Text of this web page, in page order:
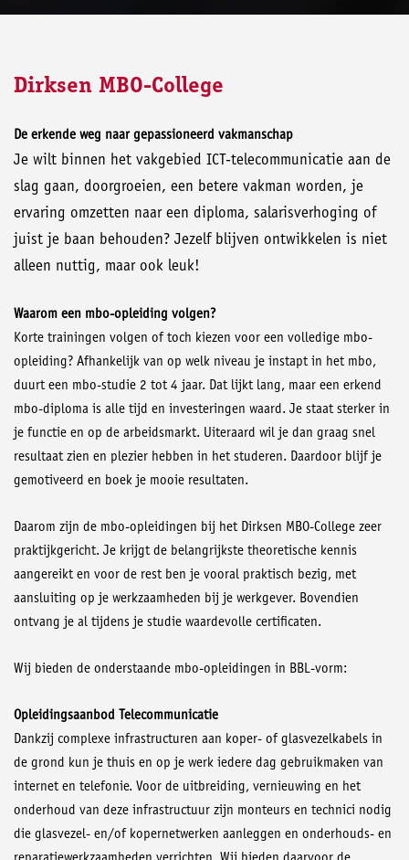
Dirksen MBO-College
De erkende weg naar gepassioneerd vakmanschap
Je wilt binnen het vakgebied ICT-telecommunicatie aan de
slag gaan, doorgroeien, een betere vakman worden, je
ervaring omzetten naar een diploma, salarisverhoging of
juist je baan behouden? Jezelf blijven ontwikkelen is niet
alleen nuttig, maar ook leuk!
Waarom een mbo-opleiding volgen?
Korte trainingen volgen of toch kiezen voor een volledige mbo-
opleiding? Afhankelijk van op welk niveau je instapt in het mbo,
duurt een mbo-studie 2 tot 4 jaar. Dat lijkt lang, maar een erkend
mbo-diploma is alle tijd en investeringen waard. Je staat sterker in
je functie en op de arbeidsmarkt. Uiteraard wil je dan graag snel
resultaat zien en plezier hebben in het studeren. Daardoor blijf je
gemotiveerd en boek je mooie resultaten.
Daarom zijn de mbo-opleidingen bij het Dirksen MBO-College zeer
praktijkgericht. Je krijgt de belangrijkste theoretische kennis
aangereikt en voor de rest ben je vooral praktisch bezig, met
aansluiting op je werkzaamheden bij je werkgever. Bovendien
ontvang je al tijdens je studie waardevolle certificaten.
Wij bieden de onderstaande mbo-opleidingen in BBL-vorm:
Opleidingsaanbod Telecommunicatie
Dankzij complexe infrastructuren aan koper- of glasvezelkabels in
de grond kun je thuis en op je werk iedere dag gebruikmaken van
internet en telefonie. Voor de uitbreiding, vernieuwing en het
onderhoud van deze infrastructuur zijn monteurs en technici nodig
die glasvezel- en/of kopernetwerken aanleggen en onderhouds- en